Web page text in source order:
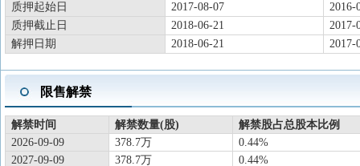
成后,公司持有柳州公司100%股权,柳
2026-06-05
2025年度分配10派5.5元(含税)，股权
2026-04-30
2026-04-28
一季报披露
2026年一季报归属净利润4.259亿元
2026-04-28
股东户数
截止2026-03-31，公司A股股东户数
2026-04-27
股东大会
于2026-04-27召开2025年年度股东大
质押起始日
2017-08-07
2016-
质押截止日
2018-06-21
2017-
解押日期
2018-06-21 2017-
限售解禁
解禁时间 解禁数量(股)
解禁股占总股本比例
2026-09-09
378.7万
0.44%
2027-09-09
378.7万
0.44%